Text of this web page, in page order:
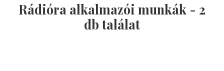
Rádióra alkalmazói munkák - 2
db találat